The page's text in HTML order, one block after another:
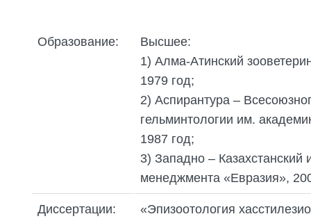
Образование:
Высшее:
1) Алма-Атинский
1979 год;
2) Аспирантура –
гельминтологии им.
1987 год;
3) Западно – Казахстанский
менеджмента «Евразия»,
Диссертации:
«Эпизоотология